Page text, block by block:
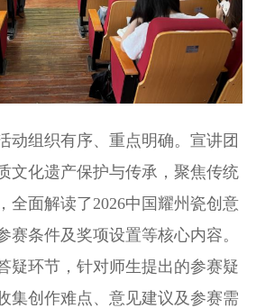
组织有序、重点明确。宣讲团
文化遗产保护与传承，聚焦传统
全面解读了2026中国耀州瓷创意
赛条件及奖项设置等核心内容。
疑环节，针对师生提出的参赛疑
集创作难点、意见建议及参赛需